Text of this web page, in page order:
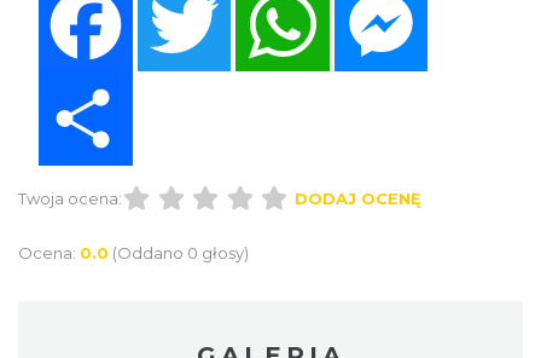
Twoja ocena: DODAJ OCENĘ
Ocena: 0.0 (Oddano 0 głosy)